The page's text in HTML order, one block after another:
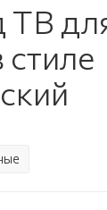
ТВ
стиле